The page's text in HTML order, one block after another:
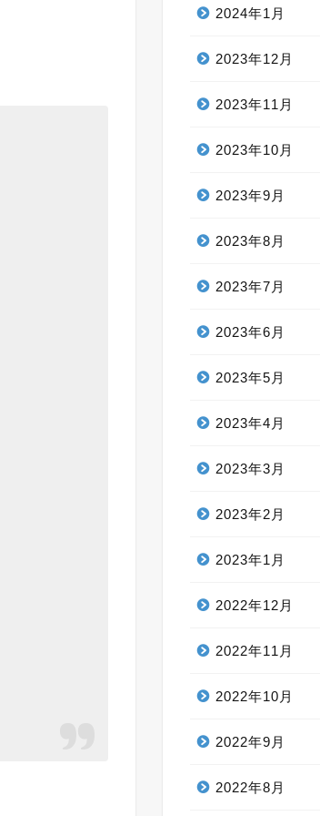
2024年1月
2023年12月
2023年11月
2023年10月
2023年9月
2023年8月
2023年7月
2023年6月
2023年5月
2023年4月
2023年3月
2023年2月
2023年1月
2022年12月
2022年11月
2022年10月
2022年9月
2022年8月